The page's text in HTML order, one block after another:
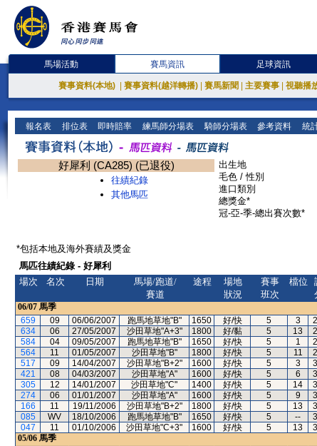
馬場活動 賽馬資訊 足球資訊
賽事資料(本地) 賽事資料(越洋轉播) 賽馬新聞 主要賽事 視聽播
報名表 排位表 即時賠率 練馬師分場表 騎師分場表 參考資料 統
好犀利 (CA285) (已退役)
往績紀錄
其他馬匹
出生地
毛色 / 性別
進口類別
總獎金*
冠-亞-季-總出賽次數*
*包括本地及海外賽績及獎金
馬匹往績紀錄 - 好犀利
場次
名次 日期
馬場/跑道/
賽道
途程
場地
狀況
賽事
班次
檔位
06/07 馬季
659
09 06/06/2007 跑馬地草地"B" 1650 好/快 5 3
634
06 27/05/2007 沙田草地"A+3" 1800 好/黏 5 13
584
04 09/05/2007 跑馬地草地"B" 1650 好/快 5 1
564
11 01/05/2007 沙田草地"B" 1800 好/快 5 11
517
09 14/04/2007 沙田草地"B+2" 1600 好/快 5 3
421
08 04/03/2007 沙田草地"A" 1600 好/快 5 6
305
12 14/01/2007 沙田草地"C" 1400 好/快 5 14
274
06 01/01/2007 沙田草地"A" 1600 好/快 5 9
166
11 19/11/2006 沙田草地"B+2" 1800 好/快 5 13
085
WV 18/10/2006 跑馬地草地"B" 1650 好/快 5 --
047
11 01/10/2006 沙田草地"C+3" 1600 好/快 5 13
05/06 馬季